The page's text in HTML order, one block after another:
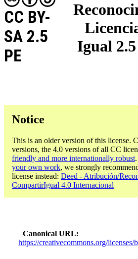
Igual
CC BY-
SA 2.5
PE
Notice
This is an older version of this license.
versions, the 4.0 versions of all CC
friendly and more internationally robust
your own work, we strongly
license instead: Deed - Atribución/
CompartirIgual 4.0 Internacional
Canonical URL
https://creativecommons.org/licenses/